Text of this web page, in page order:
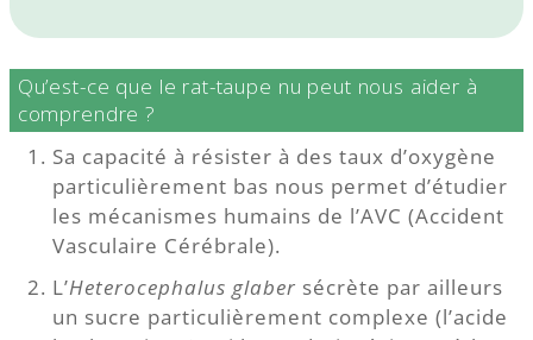
Qu’est-ce que le rat-taupe nu peut nous aider à
comprendre ?
Sa capacité à résister à des taux d’oxygène
particulièrement bas nous permet d’étudier
les mécanismes humains de l’AVC (Accident
Vasculaire Cérébrale).
L’Heterocephalus glaber sécrète par ailleurs
un sucre particulièrement complexe (l’acide